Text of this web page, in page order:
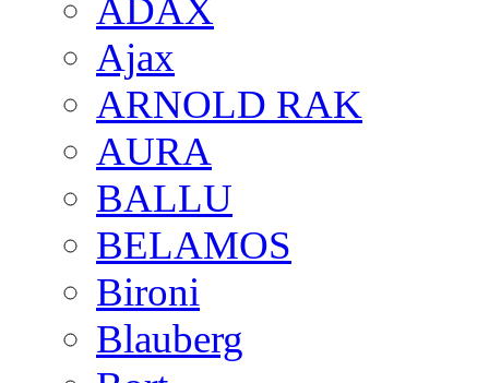
ADAX
Ajax
ARNOLD RAK
AURA
BALLU
BELAMOS
Bironi
Blauberg